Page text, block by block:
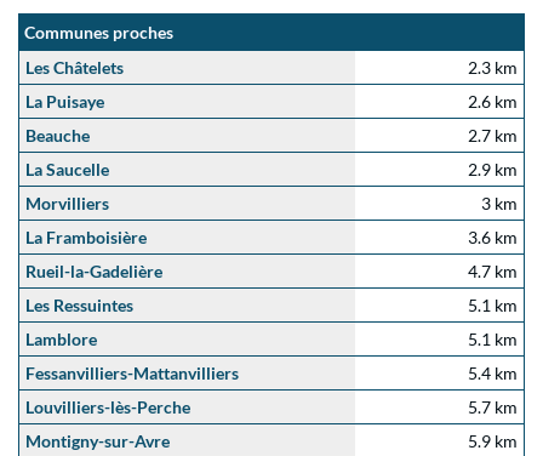
Communes proches
Les Châtelets
2.3 km
La Puisaye
2.6 km
Beauche
2.7 km
La Saucelle
2.9 km
Morvilliers
3 km
La Framboisière
3.6 km
Rueil-la-Gadelière
4.7 km
Les Ressuintes
5.1 km
Lamblore
5.1 km
Fessanvilliers-Mattanvilliers
5.4 km
Louvilliers-lès-Perche
5.7 km
Montigny-sur-Avre
5.9 km